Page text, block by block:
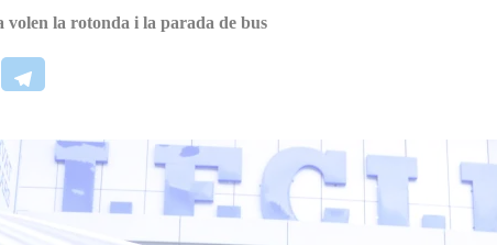
la rotonda i la parada de bus